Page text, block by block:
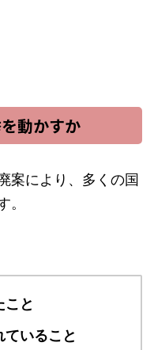
動かすか
案により、多くの国
。
と
いること